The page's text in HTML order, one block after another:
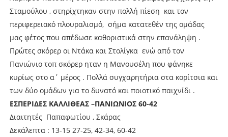
Σταμούλου , στηρίχτηκαν στην πολλή πίεση και τον
περιφερειακό πλουραλισμό, σήμα κατατεθέν της ομάδας
μας φέτος που απέδωσε καθοριστικά στην επανάληψη .
Πρώτες σκόρερ οι Ντάκα και Στολίγκα ενώ από τον
Πανιώνιο τοπ σκόρερ ηταν η Μανουσέλη που φάνηκε
κυρίως στο α΄ μέρος . Πολλά συγχαρητήρια στα κορίτσια και
των δύο ομάδων για το δυνατό και ποιοτικό παιχνίδι .
EΣΠΕΡΙΔΕΣ ΚΑΛΛΙΘΕΑΣ –ΠΑΝΙΩΝΙΟΣ 60-42
Διαιτητές Παπαφωτίου , Σκάρας
Δεκάλεπτα : 13-15 27-25, 42-34, 60-42